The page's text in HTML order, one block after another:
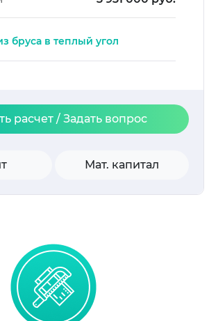
бруса в теплый угол
расчет / Задать вопрос
Мат. капитал